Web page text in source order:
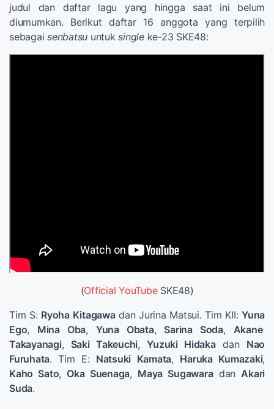
judul dan daftar lagu yang hingga saat ini belum
diumumkan. Berikut daftar 16 anggota yang terpilih
sebagai senbatsu untuksingleke-23 SKE48:
(Official YouTubeSKE48)
Tim S: Ryoha Kitagawadan Jurina Matsui. Tim KII:Yuna
Ego, Mina Oba, Yuna Obata, Sarina Soda, Akane
Takayanagi, Saki Takeuchi,Yuzuki Hidakadan Nao
Furuhata. Tim E: Natsuki Kamata, Haruka Kumazaki,
Kaho Sato, Oka Suenaga, Maya Sugawaradan Akari
Suda.